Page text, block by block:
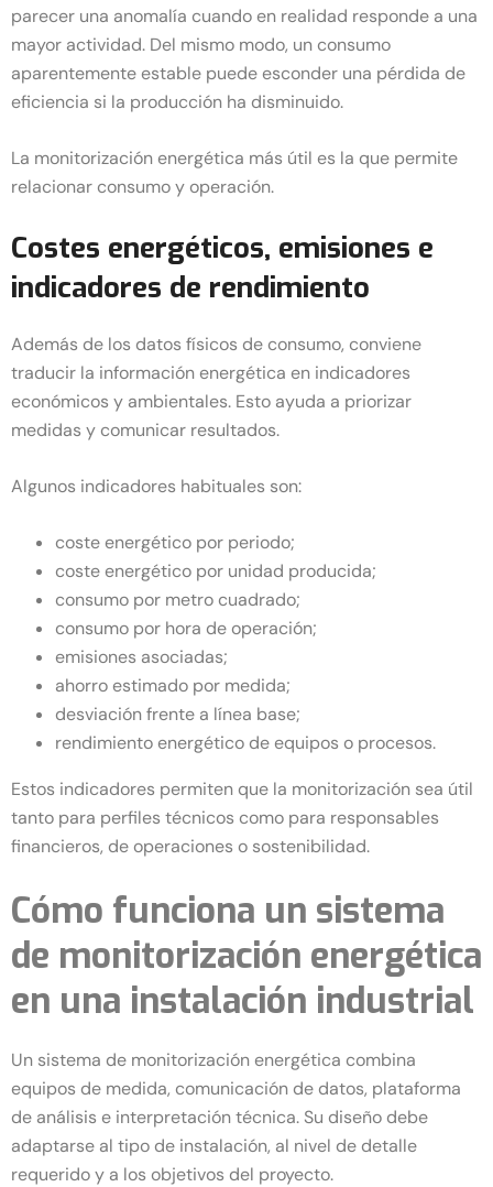
parecer una anomalía cuando en realidad responde a una
mayor actividad. Del mismo modo, un consumo
aparentemente estable puede esconder una pérdida de
eficiencia si la producción ha disminuido.
La monitorización energética más útil es la que permite
relacionar consumo y operación.
Costes energéticos, emisiones e
indicadores de rendimiento
Además de los datos físicos de consumo, conviene
traducir la información energética en indicadores
económicos y ambientales. Esto ayuda a priorizar
medidas y comunicar resultados.
Algunos indicadores habituales son:
coste energético por periodo;
coste energético por unidad producida;
consumo por metro cuadrado;
consumo por hora de operación;
emisiones asociadas;
ahorro estimado por medida;
desviación frente a línea base;
rendimiento energético de equipos o procesos.
Estos indicadores permiten que la monitorización sea útil
tanto para perfiles técnicos como para responsables
financieros, de operaciones o sostenibilidad.
Cómo funciona un sistema
de monitorización energética
en una instalación industrial
Un sistema de monitorización energética combina
equipos de medida, comunicación de datos, plataforma
de análisis e interpretación técnica. Su diseño debe
adaptarse al tipo de instalación, al nivel de detalle
requerido y a los objetivos del proyecto.